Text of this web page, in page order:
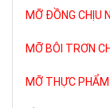
MỠ ĐỒNG CHỊU
MỠ BÔI TRƠN
MỠ THỰC